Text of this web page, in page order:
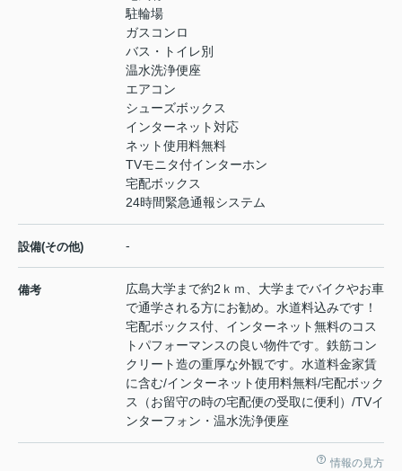
駐輪場
ガスコンロ
バス・トイレ別
温水洗浄便座
エアコン
シューズボックス
インターネット対応
ネット使用料無料
TVモニタ付インターホン
宅配ボックス
24時間緊急通報システム
設備(その他) -
備考
広島大学まで約2ｋｍ、大学までバイクやお車
で通学される方にお勧め。水道料込みです！
宅配ボックス付、インターネット無料のコス
トパフォーマンスの良い物件です。鉄筋コン
クリート造の重厚な外観です。水道料金家賃
に含む/インターネット使用料無料/宅配ボック
ス（お留守の時の宅配便の受取に便利）/TVイ
ンターフォン・温水洗浄便座
情報の見方